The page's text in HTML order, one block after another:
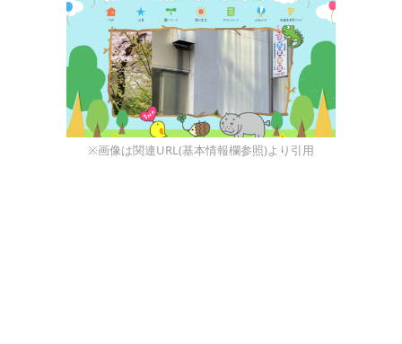
※画像は関連URL(基本情報欄参照)より引用